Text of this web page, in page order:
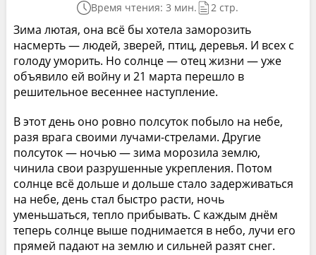
Время чтения: 3 мин. 2 стр.
Зима лютая, она всё бы хотела заморозить
насмерть — людей, зверей, птиц, деревья. И всех с
голоду уморить. Но солнце — отец жизни — уже
объявило ей войну и 21 марта перешло в
решительное весеннее наступление.
В этот день оно ровно полсуток побыло на небе,
разя врага своими лучами-стрелами. Другие
полсуток — ночью — зима морозила землю,
чинила свои разрушенные укрепления. Потом
солнце всё дольше и дольше стало задерживаться
на небе, день стал быстро расти, ночь
уменьшаться, тепло прибывать. С каждым днём
теперь солнце выше поднимается в небо, лучи его
прямей падают на землю и сильней разят снег.